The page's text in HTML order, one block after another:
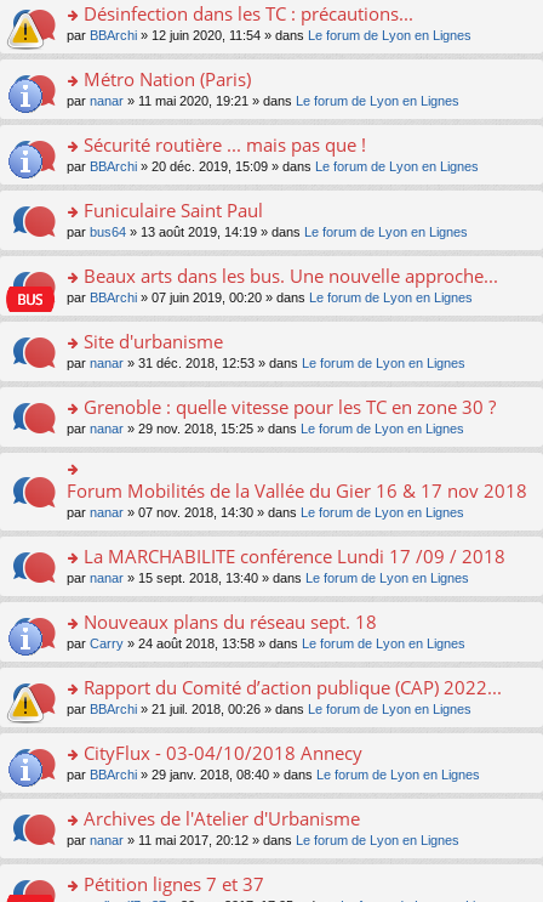
e
nt
u
s
ré
e
nt
lu
le
pl
u
s
e
nt
g
e
n
o
lu
pl
u
s
c
e
nt
e
s
a
g
e
n
n
lu
le
pl
u
c
e
nt
ult
er
le
m
e
a
g
e
n
n
le
pl
u
ré
c
e
nt
o
n
ult
er
le
m
e
a
g
e
n
n
le
pl
u
ré
c
e
nt
Désinfection dans les TC : précautions...
par BBArchi » 12 juin 2020, 11:54 » dans Le forum de Lyon en Lignes
o
n
ult
er
le
m
e
a
g
e
n
n
le
pl
u
s
ré
c
e
nt
Métro Nation (Paris)
par nanar » 11 mai 2020, 19:21 » dans Le forum de Lyon en Lignes
o
n
ult
er
le
m
e
a
g
e
n
n
le
pl
u
s
c
e
nt
Sécurité routière ... mais pas que !
par BBArchi » 20 déc. 2019, 15:09 » dans Le forum de Lyon en Lignes
o
n
ult
er
le
m
e
a
g
e
n
o
lu
pl
u
s
c
e
nt
Funiculaire Saint Paul
par bus64 » 13 août 2019, 14:19 » dans Le forum de Lyon en Lignes
o
n
ult
er
le
m
e
s
g
e
n
o
lu
pl
u
s
c
e
nt
Beaux arts dans les bus. Une nouvelle approche...
par BBArchi » 07 juin 2019, 00:20 » dans Le forum de Lyon en Lignes
o
n
ult
er
le
m
e
s
g
e
n
o
lu
pl
u
s
c
e
nt
Site d'urbanisme
par nanar » 31 déc. 2018, 12:53 » dans Le forum de Lyon en Lignes
o
n
s
ult
er
le
m
e
s
g
e
n
o
lu
pl
u
s
c
e
nt
Grenoble : quelle vitesse pour les TC en zone 30 ?
par nanar » 29 nov. 2018, 15:25 » dans Le forum de Lyon en Lignes
o
n
er
le
m
e
s
a
g
e
n
n
lu
le
pl
u
c
Forum Mobilités de la Vallée du Gier 16 & 17 nov 2018
par nanar » 07 nov. 2018, 14:30 » dans Le forum de Lyon en Lignes
o
n
ult
er
le
m
e
a
g
e
n
n
le
La MARCHABILITE conférence Lundi 17 /09 / 2018
par nanar » 15 sept. 2018, 13:40 » dans Le forum de Lyon en Lignes
o
n
ult
er
le
m
e
a
g
e
n
Nouveaux plans du réseau sept. 18
par Carry » 24 août 2018, 13:58 » dans Le forum de Lyon en Lignes
o
n
ult
er
le
m
e
a
Rapport du Comité d’action publique (CAP) 2022...
par BBArchi » 21 juil. 2018, 00:26 » dans Le forum de Lyon en Lignes
o
n
ult
er
le
m
CityFlux - 03-04/10/2018 Annecy
par BBArchi » 29 janv. 2018, 08:40 » dans Le forum de Lyon en Lignes
o
n
ult
Archives de l'Atelier d'Urbanisme
par nanar » 11 mai 2017, 20:12 » dans Le forum de Lyon en Lignes
Pétition lignes 7 et 37